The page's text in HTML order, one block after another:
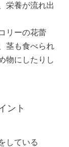
栄養が流れ出
リーの花蕾
茎も食べられ
物にしたりし
ント
している